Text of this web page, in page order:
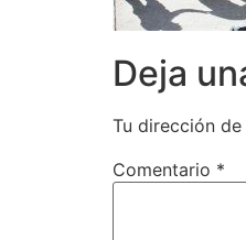
Deja
Tu dirección
Comentario *